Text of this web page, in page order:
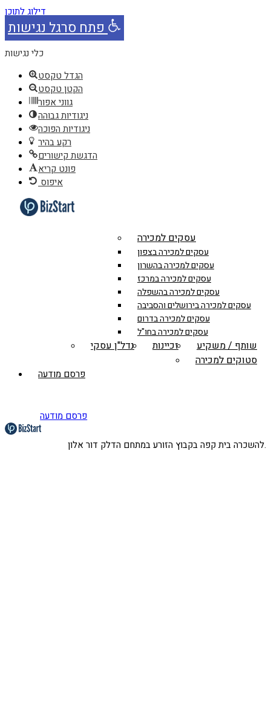
דילוג לתוכן
פתח סרגל נגישות
כלי נגישות
הגדל טקסט
הקטן טקסט
גווני אפור
ניגודיות גבוהה
ניגודיות הפוכה
רקע בהיר
הדגשת קישורים
פונט קריא
איפוס
עסקים למכירה
עסקים למכירה בצפון
עסקים למכירה בהשרון
עסקים למכירה במרכז
עסקים למכירה בהשפלה
עסקים למכירה בירושלים והסביבה
עסקים למכירה בדרום
עסקים למכירה בחו"ל
שותף / משקיע זכיינות
נדל"ן עסקי
סטוקים למכירה
פרסם מודעה
פרסם מודעה
להשכרה בית קפה בקבוץ הזורע במתחם הדלק דור אלון.